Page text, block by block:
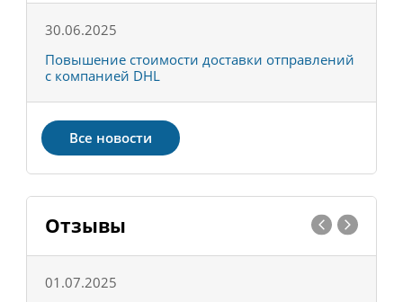
30.06.2025
Повышение стоимости доставки отправлений
с компанией DHL
Все новости
Отзывы
01.07.2025